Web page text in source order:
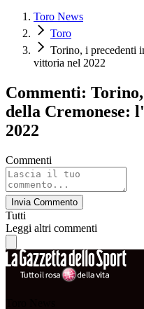
Toro News
Toro
Torino, i precedenti
vittoria nel 2022
Commenti:
della Cremonese:
2022
Commenti
Invia Commento
Tutti
Leggi altri commenti